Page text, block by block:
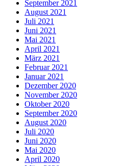
September 2021
August 2021
Juli 2021
Juni 2021
Mai 2021
April 2021
März 2021
Februar 2021
Januar 2021
Dezember 2020
November 2020
Oktober 2020
September 2020
August 2020
Juli 2020
Juni 2020
Mai 2020
April 2020